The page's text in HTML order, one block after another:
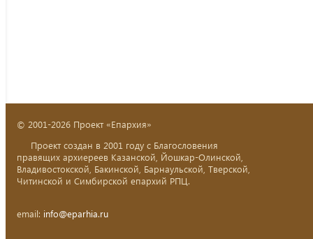
© 2001-2026 Проект «Епархия»
Проект создан в 2001 году с Благословения
правящих архиереев Казанской, Йошкар-Олинской,
Владивостокской, Бакинской, Барнаульской, Тверской,
Читинской и Симбирской епархий РПЦ.
email: info@eparhia.ru